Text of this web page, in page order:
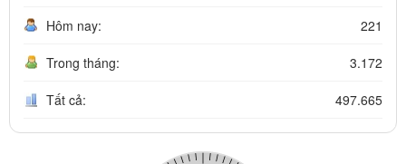
Hôm nay: 221
Trong tháng: 3.172
Tất cả: 497.665